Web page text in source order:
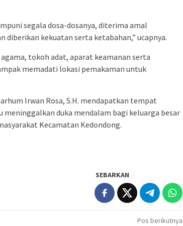
segala dosa-dosanya, diterima amal
diberikan kekuatan serta ketabahan,” ucapnya.
tokoh adat, aparat keamanan serta
memadati lokasi pemakaman untuk
Irwan Rosa, S.H. mendapatkan tempat
meninggalkan duka mendalam bagi keluarga besar
Kecamatan Kedondong.
SEBARKAN
Pos berikutnya